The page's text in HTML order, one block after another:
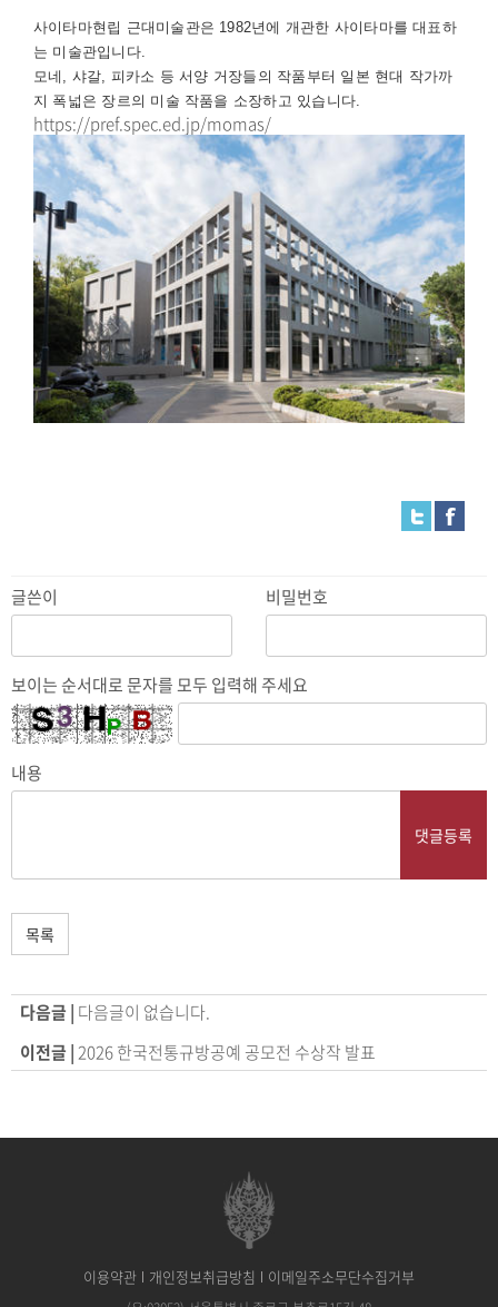
사이타마현립 근대미술관은 1982년에 개관한 사이타마를 대표하
는 미술관입니다.
모네, 샤갈, 피카소 등 서양 거장들의 작품부터 일본 현대 작가까
지 폭넓은 장르의 미술 작품을 소장하고 있습니다.
https://pref.spec.ed.jp/momas/
글쓴이 비밀번호
보이는 순서대로 문자를 모두 입력해 주세요
내용
댓글등록
목록
다음글 | 다음글이 없습니다.
이전글 | 2026 한국전통규방공예 공모전 수상작 발표
이용약관 개인정보취급방침 이메일주소무단수집거부